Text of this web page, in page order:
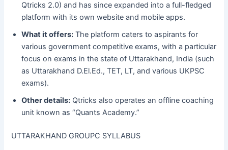
Qtricks 2.0) and has since expanded into a full-fledged
platform with its own website and mobile apps.
What it offers: The platform caters to aspirants for
various government competitive exams, with a particular
focus on exams in the state of Uttarakhand, India (such
as Uttarakhand D.El.Ed., TET, LT, and various UKPSC
exams).
Other details: Qtricks also operates an offline coaching
unit known as “Quants Academy.”
UTTARAKHAND GROUPC SYLLABUS